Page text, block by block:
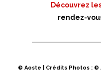
Découvrez
rendez-
© Aoste | Crédits Photos :